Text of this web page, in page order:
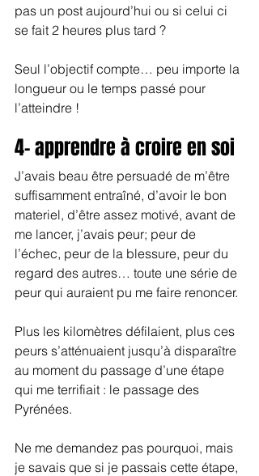
pas un post aujourd’hui ou si celui ci
se fait 2 heures plus tard ?
Seul l’objectif compte… peu importe la
longueur ou le temps passé pour
l’atteindre !
4- apprendre à croire en soi
J’avais beau être persuadé de m’être
suffisamment entraîné, d’avoir le bon
materiel, d’être assez motivé, avant de
me lancer, j’avais peur; peur de
l’échec, peur de la blessure, peur du
regard des autres… toute une série de
peur qui auraient pu me faire renoncer.
Plus les kilomètres défilaient, plus ces
peurs s’atténuaient jusqu’à disparaître
au moment du passage d’une étape
qui me terrifiait : le passage des
Pyrénées.
Ne me demandez pas pourquoi, mais
je savais que si je passais cette étape,